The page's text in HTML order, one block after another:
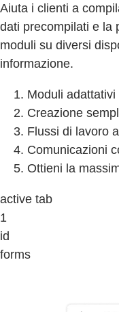
Aiuta i clienti a
dati precompilati e la
moduli su diversi
informazione.
Moduli adattativi
Creazione
Flussi di lavoro
Comunicazioni
Ottieni la
active tab
1
id
forms